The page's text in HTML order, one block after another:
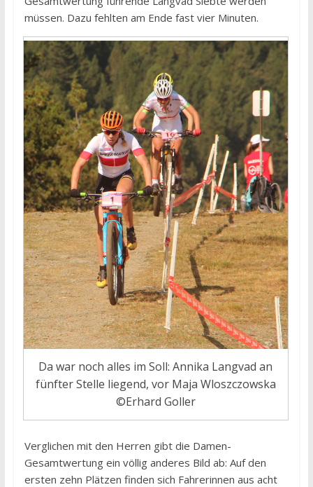
müssen. Dazu fehlten am Ende fast vier Minuten.
Da war noch alles im Soll: Annika Langvad an
fünfter Stelle liegend, vor Maja Wloszczowska
©Erhard Goller
Verglichen mit den Herren gibt die Damen-
Gesamtwertung ein völlig anderes Bild ab: Auf den
ersten zehn Plätzen finden sich Fahrerinnen aus acht